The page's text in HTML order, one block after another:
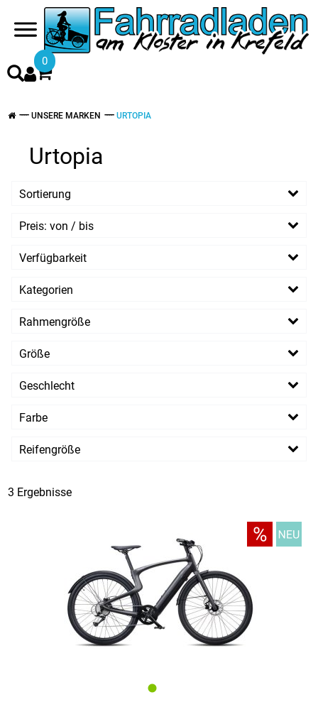
0
UNSERE MARKEN URTOPIA
Urtopia
Sortierung
Preis: von / bis
EUR
Verfügbarkeit
Kategorien
E-Rad im Ladenlokal
Rahmengröße
L
Größe
L M
Geschlecht
Herren
Farbe
Reifengröße
3 Ergebnisse